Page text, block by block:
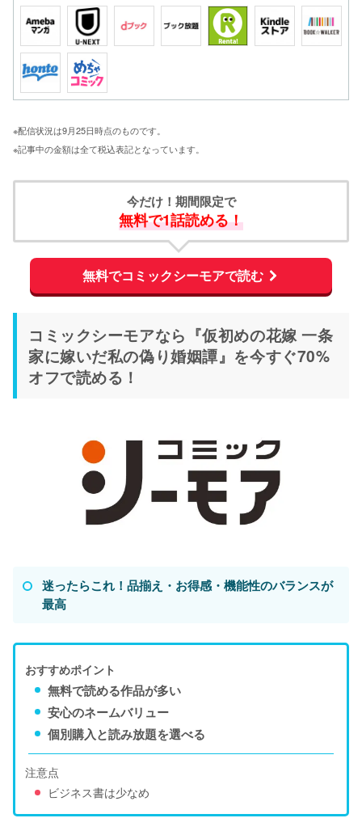
※配信状況は9月25日時点のものです。
※記事中の金額は全て税込表記となっています。
今だけ！期間限定で
無料で1話読める！
無料でコミックシーモアで読む
コミックシーモアなら『仮初めの花嫁 一条
家に嫁いだ私の偽り婚姻譚』を今すぐ70%
オフで読める！
迷ったらこれ！品揃え・お得感・機能性のバランスが
最高
おすすめポイント
無料で読める作品が多い
安心のネームバリュー
個別購入と読み放題を選べる
注意点
ビジネス書は少なめ